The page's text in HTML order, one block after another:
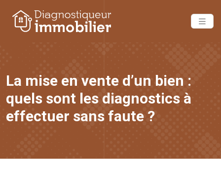
La mise en vente d’un bien :
quels sont les diagnostics à
effectuer sans faute ?